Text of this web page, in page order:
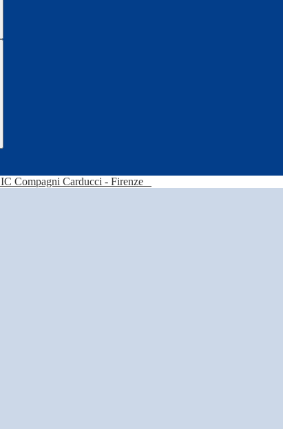
IC Compagni Carducci - Firenze